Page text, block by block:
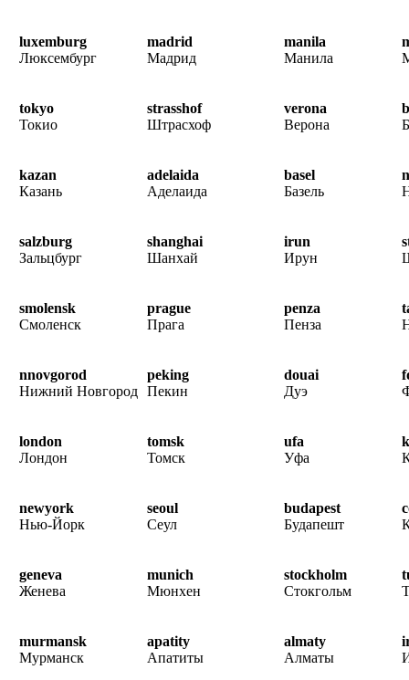
luxemburg
Люксембург
madrid
Мадрид
manila
Манила
tokyo
Токио
strasshof
Штрасхоф
verona
Верона
kazan
Казань
adelaida
Аделаида
basel
Базель
salzburg
Зальцбург
shanghai
Шанхай
irun
Ирун
smolensk
Смоленск
prague
Прага
penza
Пенза
nnovgorod
Нижний Новгород
peking
Пекин
douai
Дуэ
london
Лондон
tomsk
Томск
ufa
Уфа
newyork
Нью-Йорк
seoul
Сеул
budapest
Будапешт
geneva
Женева
munich
Мюнхен
stockholm
Стокгольм
murmansk
Мурманск
apatity
Апатиты
almaty
Алматы